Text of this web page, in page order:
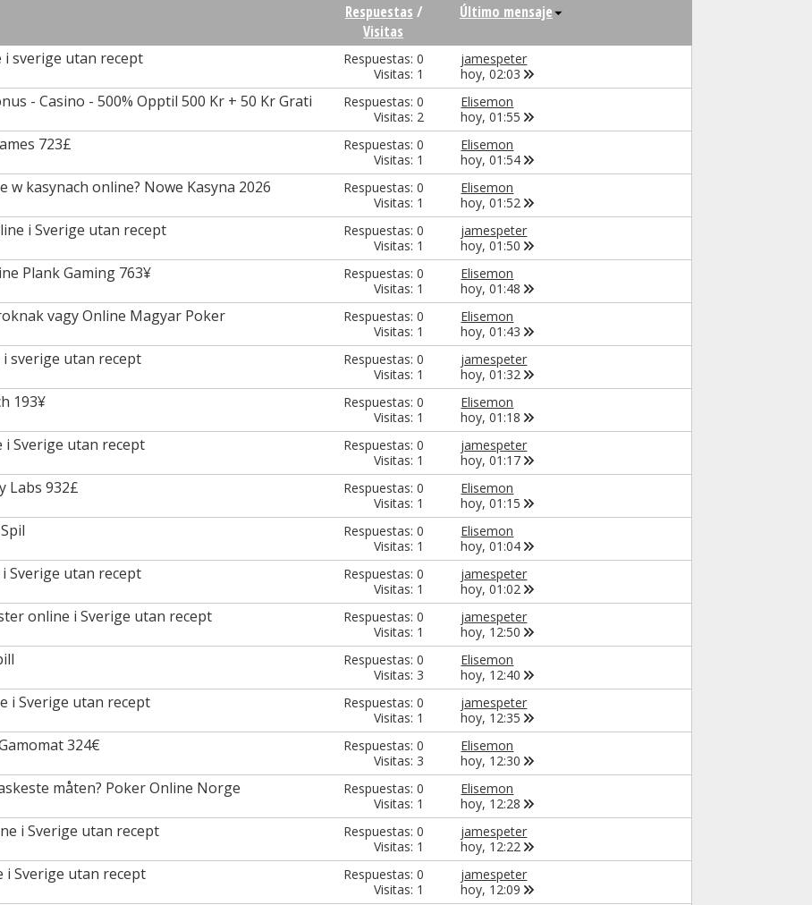
Respuestas /
Visitas
Último mensaje
sverige utan recept
Respuestas: 0
Visitas: 1
jamespeter
hoy,02:03
- Casino - 500% Opptil 500 Kr + 50 Kr Grati
Respuestas: 0
Visitas: 2
Elisemon
hoy,01:55
723£
Respuestas: 0
Visitas: 1
Elisemon
hoy,01:54
w kasynach online? Nowe Kasyna 2026
Respuestas: 0
Visitas: 1
Elisemon
hoy,01:52
i Sverige utan recept
Respuestas: 0
Visitas: 1
jamespeter
hoy,01:50
Plank Gaming 763¥
Respuestas: 0
Visitas: 1
Elisemon
hoy,01:48
vagy Online Magyar Poker
Respuestas: 0
Visitas: 1
Elisemon
hoy,01:43
sverige utan recept
Respuestas: 0
Visitas: 1
jamespeter
hoy,01:32
193¥
Respuestas: 0
Visitas: 1
Elisemon
hoy,01:18
Sverige utan recept
Respuestas: 0
Visitas: 1
jamespeter
hoy,01:17
Labs 932£
Respuestas: 0
Visitas: 1
Elisemon
hoy,01:15
Respuestas: 0
Visitas: 1
Elisemon
hoy,01:04
Sverige utan recept
Respuestas: 0
Visitas: 1
jamespeter
hoy,01:02
online i Sverige utan recept
Respuestas: 0
Visitas: 1
jamespeter
hoy, 12:50
Respuestas: 0
Visitas: 3
Elisemon
hoy, 12:40
i Sverige utan recept
Respuestas: 0
Visitas: 1
jamespeter
hoy, 12:35
324€
Respuestas: 0
Visitas: 3
Elisemon
hoy, 12:30
måten? Poker Online Norge
Respuestas: 0
Visitas: 1
Elisemon
hoy, 12:28
i Sverige utan recept
Respuestas: 0
Visitas: 1
jamespeter
hoy, 12:22
Sverige utan recept
Respuestas: 0
Visitas: 1
jamespeter
hoy, 12:09